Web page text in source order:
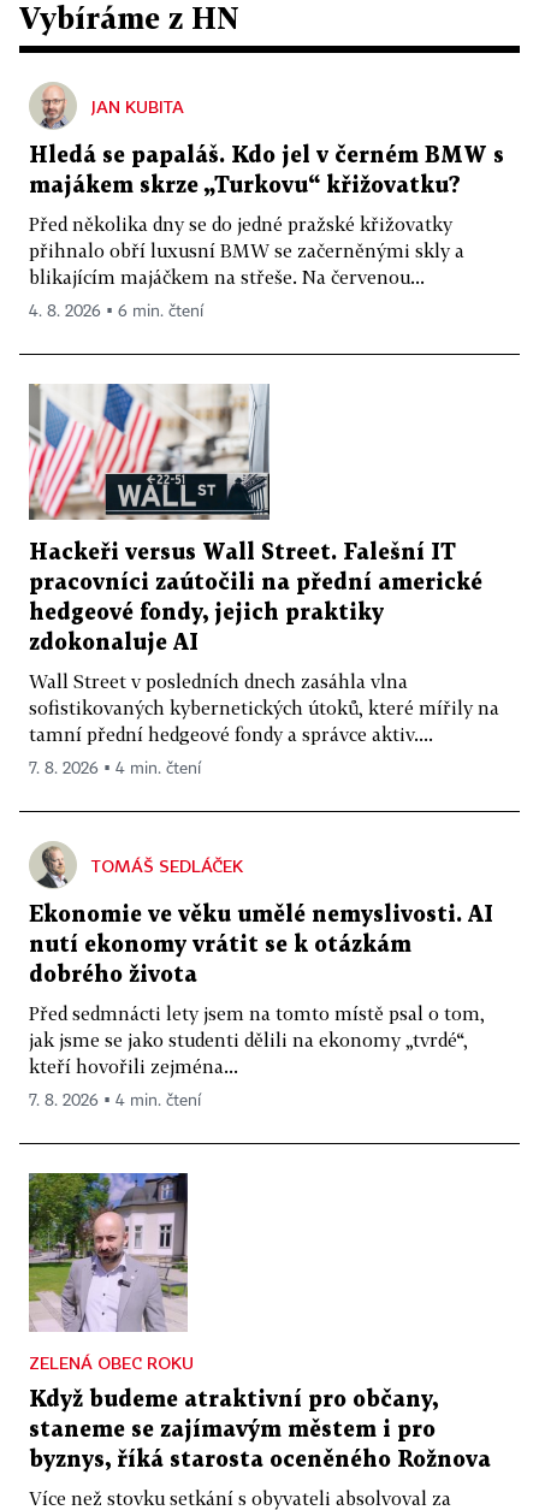
Vybíráme z HN
JAN KUBITA
Hledá se papaláš. Kdo jel v černém BMW s
majákem skrze „Turkovu“ křižovatku?
Před několika dny se do jedné pražské křižovatky
přihnalo obří luxusní BMW se začerněnými skly a
blikajícím majáčkem na střeše. Na červenou...
4. 8. 2026 ▪ 6 min. čtení
Hackeři versus Wall Street. Falešní IT
pracovníci zaútočili na přední americké
hedgeové fondy, jejich praktiky
zdokonaluje AI
Wall Street v posledních dnech zasáhla vlna
sofistikovaných kybernetických útoků, které mířily na
tamní přední hedgeové fondy a správce aktiv....
7. 8. 2026 ▪ 4 min. čtení
TOMÁŠ SEDLÁČEK
Ekonomie ve věku umělé nemyslivosti. AI
nutí ekonomy vrátit se k otázkám
dobrého života
Před sedmnácti lety jsem na tomto místě psal o tom,
jak jsme se jako studenti dělili na ekonomy „tvrdé“,
kteří hovořili zejména...
7. 8. 2026 ▪ 4 min. čtení
ZELENÁ OBEC ROKU
Když budeme atraktivní pro občany,
staneme se zajímavým městem i pro
byznys, říká starosta oceněného Rožnova
Více než stovku setkání s obyvateli absolvoval za